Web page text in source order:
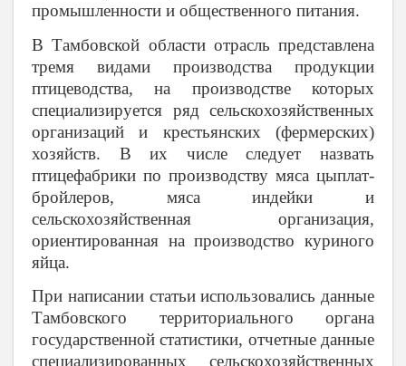
промышленности и общественного питания.
В Тамбовской области отрасль представлена
тремя видами производства продукции
птицеводства, на производстве которых
специализируется ряд сельскохозяйственных
организаций и крестьянских (фермерских)
хозяйств. В их числе следует назвать
птицефабрики по производству мяса цыплат-
бройлеров, мяса индейки и
сельскохозяйственная организация,
ориентированная на производство куриного
яйца.
При написании статьи использовались данные
Тамбовского территориального органа
государственной статистики, отчетные данные
специализированных сельскохозяйственных